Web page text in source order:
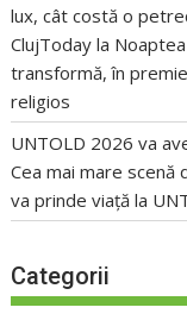
lux, cât costă o
ClujToday la
transformă, în
religios
UNTOLD 2026 va
Cea mai mare scenă
va prinde viață la
Categorii